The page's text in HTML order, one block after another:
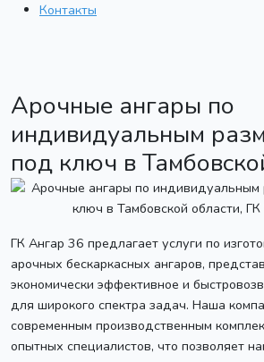
Контакты
Арочные ангары по
индивидуальным
под ключ в
ГК Ангар 36 предлагает услуги по
арочных бескаркасных ангаров,
экономически эффективное и
для широкого спектра задач. Наша
современным производственным
опытных специалистов, что позволяет